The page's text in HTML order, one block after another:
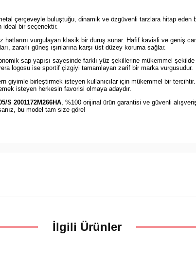
metal çerçeveyle buluştuğu, dinamik ve özgüvenli tarzlara hitap eden
ideal bir seçenektir.
hatlarını vurgulayan klasik bir duruş sunar. Hafif kavisli ve geniş
zararlı güneş ışınlarına karşı üst düzey koruma sağlar.
sap yapısı sayesinde farklı yüz şekillerine mükemmel
logosu ise sportif çizgiyi tamamlayan zarif bir marka vurgusudur.
giyimle birleştirmek isteyen kullanıcılar için mükemmel bir
isteyen herkesin favorisi olmaya adaydır.
S 2001172M266HA, %100 orijinal ürün garantisi ve güvenli
bu model tam size göre!
İlgili Ürünler